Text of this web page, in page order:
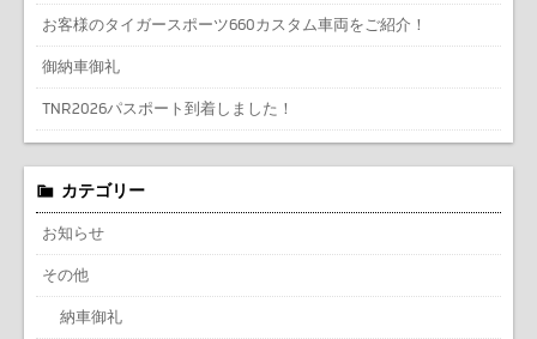
お客様のタイガースポーツ660カスタム車両をご紹介！
御納車御礼
TNR2026パスポート到着しました！
カテゴリー
お知らせ
その他
納車御礼